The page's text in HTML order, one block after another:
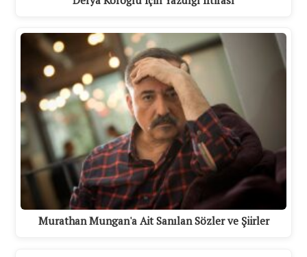
Murathan Mungan'a Ait Sanılan Sözler ve Şiirler